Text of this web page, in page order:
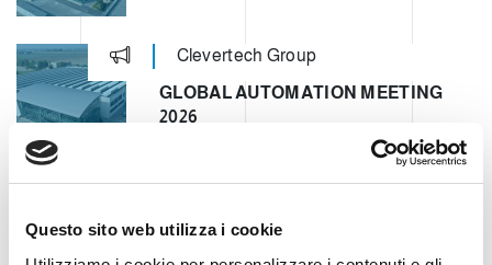
Questo sito web utilizza i cookie
Clevertech Group
GLOBAL AUTOMATION MEETING
2026
VI PRESENTIAMO LA NOSTRA